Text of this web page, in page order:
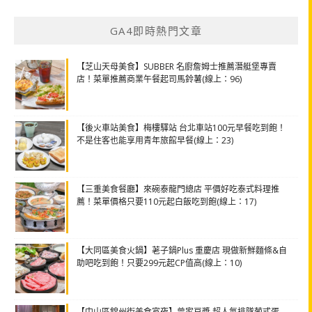
GA4即時熱門文章
【芝山天母美食】SUBBER 名廚詹姆士推薦潛艇堡專賣
店！菜單推薦商業午餐起司馬鈴薯(線上：96)
【後火車站美食】梅樓驛站 台北車站100元早餐吃到飽！
不是住客也能享用青年旅館早餐(線上：23)
【三重美食餐廳】來碗泰龍門總店 平價好吃泰式料理推
薦！菜單價格只要110元起白飯吃到飽(線上：17)
【大同區美食火鍋】荖子鍋Plus 重慶店 現做新鮮麵條&自
助吧吃到飽！只要299元起CP值高(線上：10)